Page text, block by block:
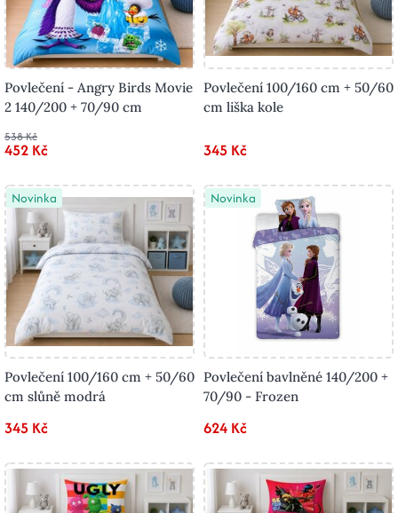
Povlečení - Angry Birds Movie
2 140/200 + 70/90 cm
538 Kč
452 Kč
Povlečení 100/160 cm + 50/60
cm liška kole
345 Kč
Novinka
Povlečení 100/160 cm + 50/60
cm slůně modrá
345 Kč
Novinka
Povlečení bavlněné 140/200 +
70/90 - Frozen
624 Kč